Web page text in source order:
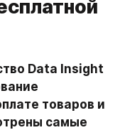
Data Insight
товаров и
самые